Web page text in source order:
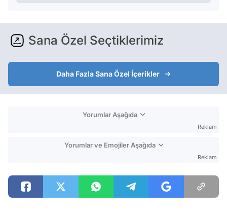
Sana Özel Seçtiklerimiz
Daha Fazla Sana Özel İçerikler
Yorumlar Aşağıda
Reklam
Yorumlar ve Emojiler Aşağıda
Reklam